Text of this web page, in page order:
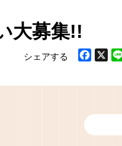
大募集!!
シェアする